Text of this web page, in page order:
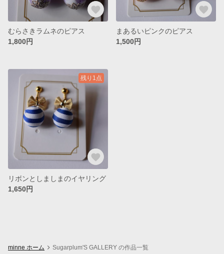
むらさきラムネのピアス
1,800円
まあるいピンクのピアス
1,500円
残り1点
リボンとしましまのイヤリング
1,650円
minne ホーム Sugarplum'S GALLERY の作品一覧